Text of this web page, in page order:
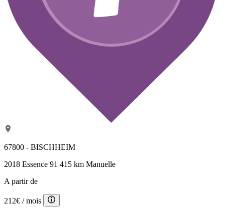
67800 - BISCHHEIM
2018 Essence 91 415 km Manuelle
A partir de
212€ / mois